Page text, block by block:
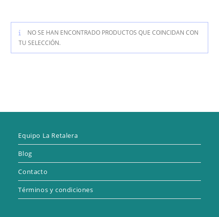
NO SE HAN ENCONTRADO PRODUCTOS QUE COINCIDAN CON
TU SELECCIÓN.
Equipo La Retalera
Blog
Contacto
Términos y condiciones